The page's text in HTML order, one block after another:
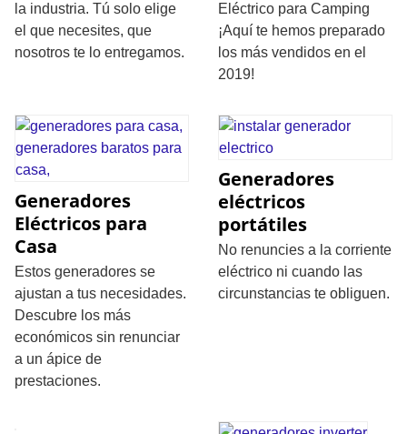
la industria. Tú solo elige
el que necesites, que
nosotros te lo entregamos.
Eléctrico para Camping
¡Aquí te hemos preparado
los más vendidos en el
2019!
Generadores
Eléctricos para
Casa
Estos generadores se
ajustan a tus necesidades.
Descubre los más
económicos sin renunciar
a un ápice de
prestaciones.
Generadores
eléctricos
portátiles
No renuncies a la corriente
eléctrico ni cuando las
circunstancias te obliguen.